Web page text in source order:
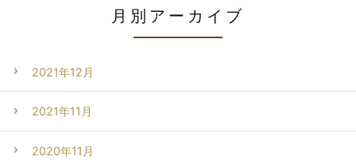
月別アーカイブ
2021年12月
2021年11月
2020年11月